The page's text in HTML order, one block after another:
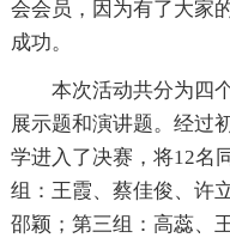
会会员，因为有了大家
成功。
本次活动共分为四
展示题和演讲题。经过
学进入了决赛，将12名
组：王霞、蔡佳俊、许
邵颖；第三组：高蕊、